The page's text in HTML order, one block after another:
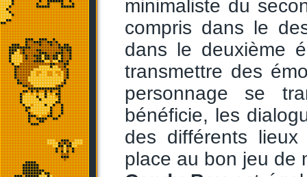
minimaliste du
compris dans le
dans le deuxième
transmettre des
personnage se
bénéficie, les
des différents
place au bon jeu de